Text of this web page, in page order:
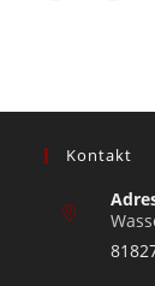
Kontakt